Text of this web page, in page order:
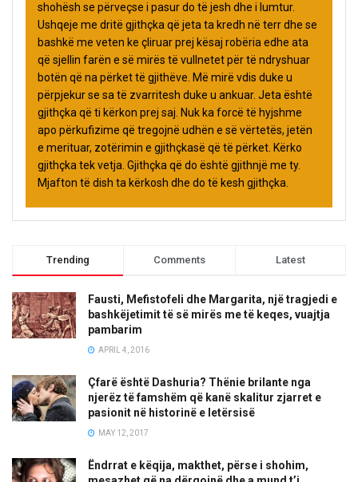
shohësh se përveçse i pasur do të jesh dhe i lumtur.
Ushqeje me dritë gjithçka që jeta ta kredh në terr dhe se
bashkë me veten ke çliruar prej kësaj robëria edhe ata
që sjellin farën e së mirës të vullnetet për të ndryshuar
botën që na përket të gjithëve. Më mirë vdis duke u
përpjekur se sa të zvarritesh duke u ankuar. Jeta është
gjithçka që ti kërkon prej saj. Nuk ka forcë të hyjshme
apo përkufizime që tregojnë udhën e së vërtetës, jetën
e merituar, zotërimin e gjithçkasë që të përket. Kërko
gjithçka tek vetja. Gjithçka që do është gjithnjë me ty.
Mjafton të dish ta kërkosh dhe do të kesh gjithçka.
Trending Comments Latest
Fausti, Mefistofeli dhe Margarita, një tragjedi e
bashkëjetimit të së mirës me të keqes, vuajtja
pambarim
APRIL 4, 2016
Çfarë është Dashuria? Thënie brilante nga
njerëz të famshëm që kanë skalitur zjarret e
pasionit në historinë e letërsisë
MAY 12, 2017
Ëndrrat e këqija, makthet, përse i shohim,